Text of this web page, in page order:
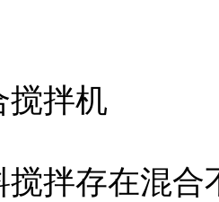
搅拌机
搅拌存在混合